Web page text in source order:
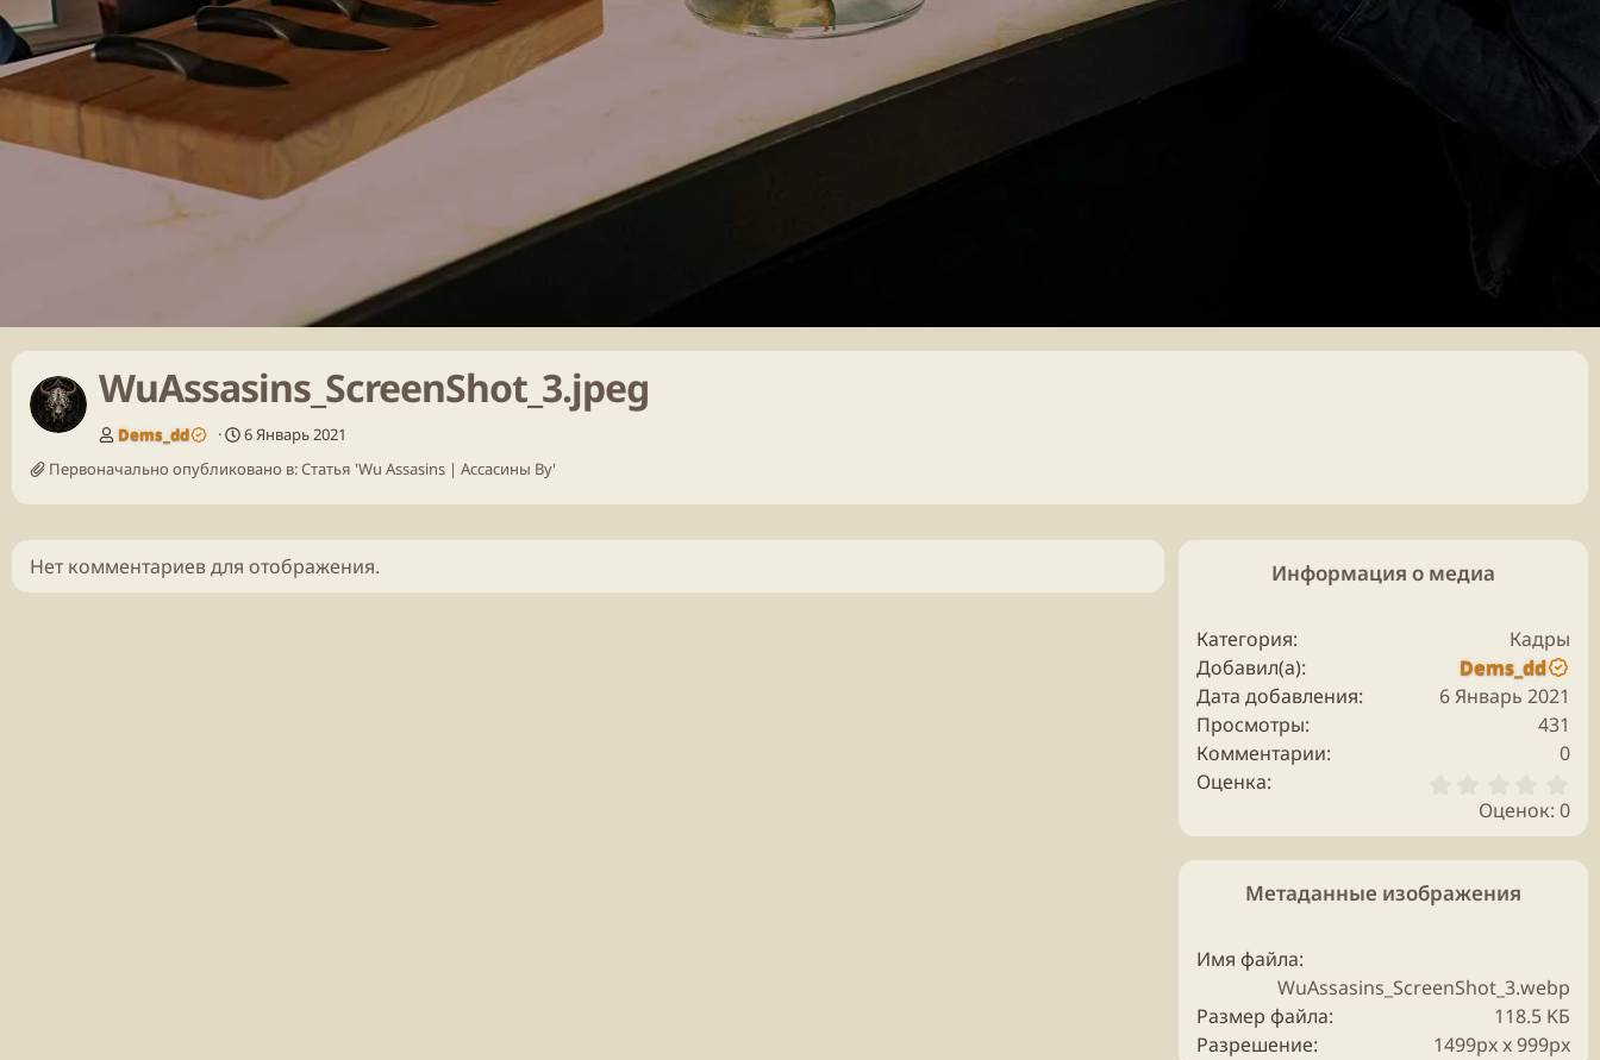
WuAssasins_ScreenShot_3.jpeg
Dems_dd
6 Январь 2021
Первоначально опубликовано в:Статья 'Wu Assasins | Ассасины Ву'
Нет комментариев для отображения. Информация о медиа
Категория
Кадры
Добавил(а)
Dems_dd
Дата добавления
6 Январь 2021
Просмотры
431
Комментарии
0
Оценка
.
0
0
з
Оценок: 0
Метаданные изображения
Имя файла
WuAssasins_ScreenShot_3.webp
Размер файла
118.5 KБ
Разрешение
1499px x 999px